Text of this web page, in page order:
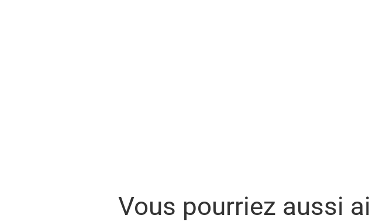
Vous pourriez aussi